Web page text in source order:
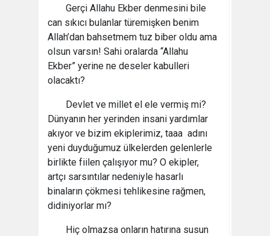
Gerçi Allahu Ekber denmesini bile
can sıkıcı bulanlar türemişken benim
Allah’dan bahsetmem tuz biber oldu ama
olsun varsın! Sahi oralarda “Allahu
Ekber” yerine ne deseler kabulleri
olacaktı?
Devlet ve millet el ele vermiş mi?
Dünyanın her yerinden insani yardımlar
akıyor ve bizim ekiplerimiz, taaa adını
yeni duyduğumuz ülkelerden gelenlerle
birlikte fiilen çalışıyor mu? O ekipler,
artçı sarsıntılar nedeniyle hasarlı
binaların çökmesi tehlikesine rağmen,
didiniyorlar mı?
Hiç olmazsa onların hatırına susun